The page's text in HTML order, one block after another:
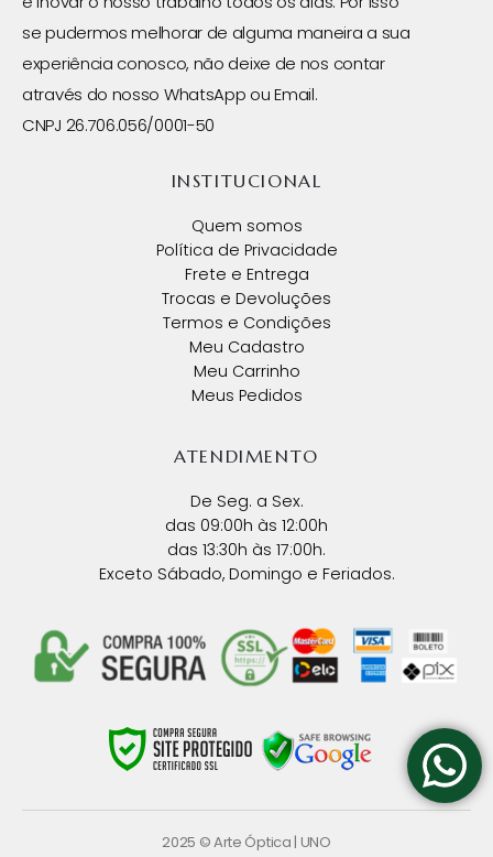
se pudermos melhorar de alguma maneira a sua
experiência conosco, não deixe de nos contar
através do nosso WhatsApp ou Email.
CNPJ 26.706.056/0001-50
INSTITUCIONAL
Quem somos
Política de Privacidade
Frete e Entrega
Trocas e Devoluções
Termos e Condições
Meu Cadastro
Meu Carrinho
Meus Pedidos
ATENDIMENTO
De Seg. a Sex.
das 09:00h às 12:00h
das 13:30h às 17:00h.
Exceto Sábado, Domingo e Feriados.
2025 © Arte Óptica | UNO